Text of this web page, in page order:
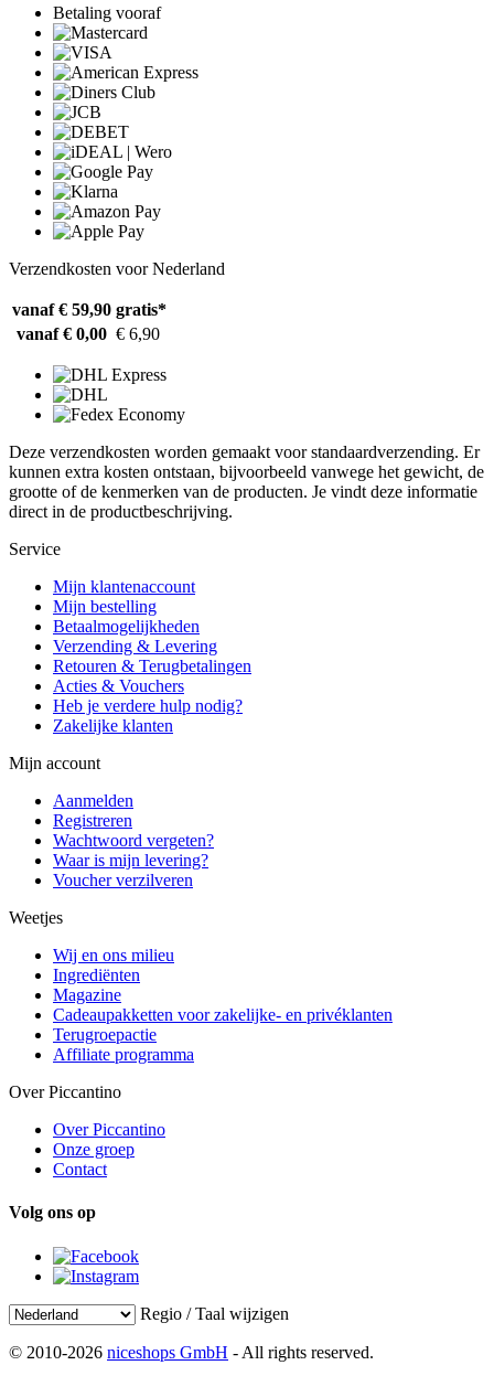
Betaling vooraf
Verzendkosten voor Nederland
vanaf € 59,90 gratis*
vanaf € 0,00 € 6,90
Deze verzendkosten worden gemaakt voor standaardverzending. Er
kunnen extra kosten ontstaan, bijvoorbeeld vanwege het gewicht, de
grootte of de kenmerken van de producten. Je vindt deze informatie
direct in de productbeschrijving.
Service
Mijn klantenaccount
Mijn bestelling
Betaalmogelijkheden
Verzending & Levering
Retouren & Terugbetalingen
Acties & Vouchers
Heb je verdere hulp nodig?
Zakelijke klanten
Mijn account
Aanmelden
Registreren
Wachtwoord vergeten?
Waar is mijn levering?
Voucher verzilveren
Weetjes
Wij en ons milieu
Ingrediënten
Magazine
Cadeaupakketten voor zakelijke- en privéklanten
Terugroepactie
Affiliate programma
Over Piccantino
Over Piccantino
Onze groep
Contact
Volg ons op
Regio / Taal wijzigen
© 2010-2026 niceshops GmbH - All rights reserved.